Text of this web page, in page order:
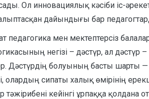
Ол инновациялық кәсіби іс-
қалыптасқан дайындығы бар
мен мектептерсіз
негізі – дәстүр, ал дәстүр –
Дәстүрдің болуының басты шарты
сипаты халық өмірінің
тәжірибені кейінгі ұрпаққа